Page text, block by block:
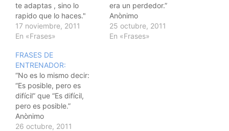
te adaptas , sino lo
rapido que lo haces."
ETTORE MESSINA "Los
milagros cuando se
bien hecho." Anònimo
"No gana un entrenador
solo, lo hace un equipo."
AITO GARCIA RENESES
17 noviembre, 2011
En «Frases»
era un perdedor.”
Anònimo
25 octubre, 2011
En «Frases»
FRASES DE
ENTRENADOR:
“No es lo mismo decir:
“Es posible, pero es
difícil” que “Es difícil,
pero es posible.”
Anònimo
26 octubre, 2011